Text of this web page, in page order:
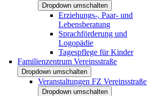
Dropdown umschalten
Erziehungs-, Paar- und
Lebensberatung
Sprachförderung und
Logopädie
Tagespflege für Kinder
Familienzentrum Vereinsstraße
Dropdown umschalten
Veranstaltungen FZ Vereinsstraße
Dropdown umschalten